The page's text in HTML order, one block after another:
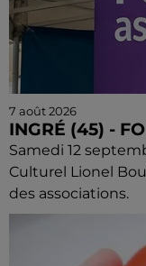
7 août 2026
INGRÉ (45) -
Samedi 12
Culturel Lionel
des associations.